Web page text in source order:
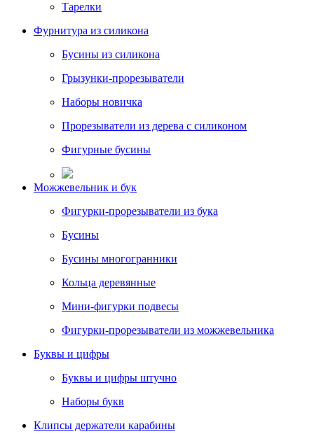
Тарелки
Фурнитура из силикона
Бусины из силикона
Грызунки-прорезыватели
Наборы новичка
Прорезыватели из дерева с силиконом
Фигурные бусины
Можжевельник и бук
Фигурки-прорезыватели из бука
Бусины
Бусины многогранники
Кольца деревянные
Мини-фигурки подвесы
Фигурки-прорезыватели из можжевельника
Буквы и цифры
Буквы и цифры штучно
Наборы букв
Клипсы держатели карабины